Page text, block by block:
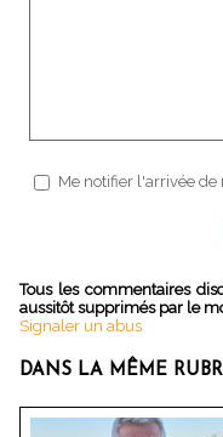
Me notifier l'arrivée
Tous les commentaires
aussitôt supprimés par le
Signaler un abus
DANS LA MÊME